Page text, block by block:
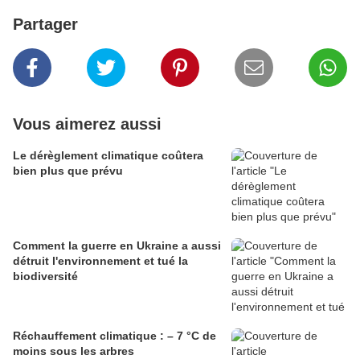
Partager
Vous aimerez aussi
Le dérèglement climatique coûtera
bien plus que prévu
Comment la guerre en Ukraine a aussi
détruit l'environnement et tué la
biodiversité
Réchauffement climatique : – 7 °C de
moins sous les arbres